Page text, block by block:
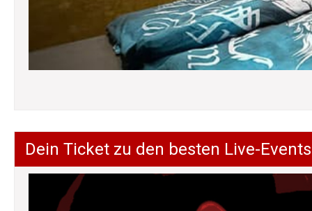
Dein Ticket zu den besten Live-Events